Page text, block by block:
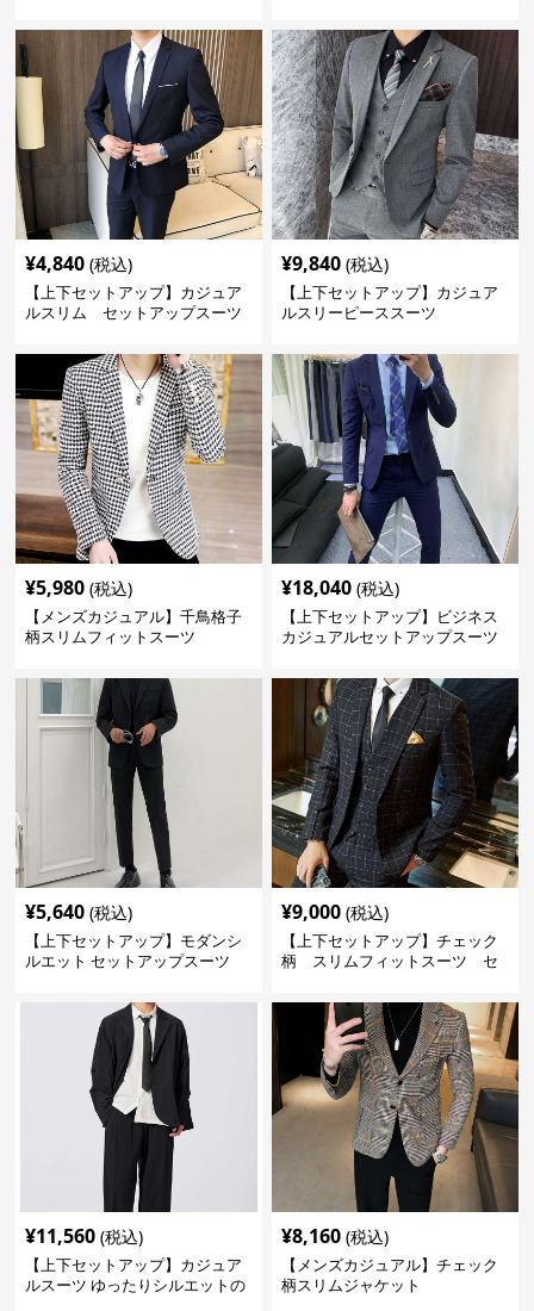
¥4,840 (税込)
【上下セットアップ】カジュア
ルスリム セットアップスーツ
¥9,840 (税込)
【上下セットアップ】カジュア
ルスリーピーススーツ
¥5,980 (税込)
【メンズカジュアル】千鳥格子
柄スリムフィットスーツ
¥18,040 (税込)
【上下セットアップ】ビジネス
カジュアルセットアップスーツ
¥5,640 (税込)
【上下セットアップ】モダンシ
ルエット セットアップスーツ
¥9,000 (税込)
【上下セットアップ】チェック
柄 スリムフィットスーツ セ
¥11,560 (税込)
【上下セットアップ】カジュア
ルスーツ ゆったりシルエットの
¥8,160 (税込)
【メンズカジュアル】チェック
柄スリムジャケット